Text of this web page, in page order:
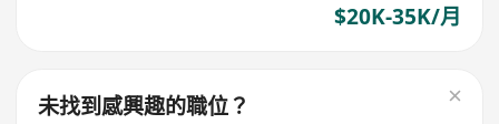
$20K-35K/月
未找到感興趣的職位？